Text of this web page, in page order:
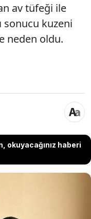
av tüfeği ile
sonucu kuzeni
neden oldu.
okuyacağınız haberi
Anneler Günü’nü